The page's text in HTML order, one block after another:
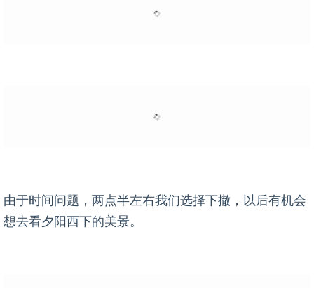
由于时间问题，两点半左右我们选择下撤，以后有机会
想去看夕阳西下的美景。